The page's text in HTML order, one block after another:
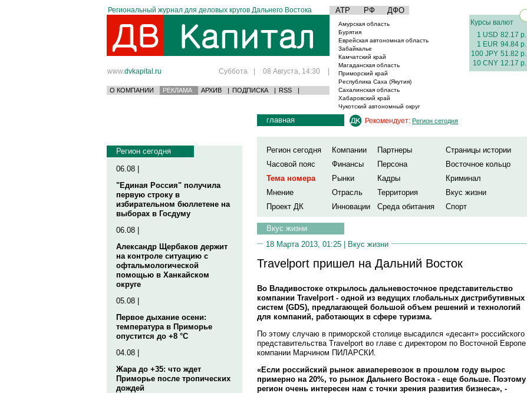
Региональный журнал для деловых кругов Дальнего Востока АТР РФ ДФО
www.dvkapital.ru Суббота | 08 Августа, 14:30 |
О КОМПАНИИ РЕКЛАМА АРХИВ | ПОДПИСКА | RSS |
Амурская область
Бурятия
Еврейская автономная область
Забайкалье
Камчатский край
Магаданская область
Приморский край
Республика Саха (Якутия)
Сахалинская область
Хабаровский край
Чукотский автономный округ
Курсы валют
1 USD 82.17 р.
1 EUR 94.84 р.
100 JPY 51.82 р.
10 CNY 12.17 р.
Регион сегодня
06.08 |
"Единая Россия" получила
первую строку в
избирательном бюллетене на
выборах в Госдуму
06.08 |
Александр Щербаков держит
на контроле ситуацию с
офтальмологической
помощью в Ханкайском
округе
05.08 |
Первое дыхание осени:
температура в Приморье
опустится до +8 °C
04.08 |
Жара до +35: что ждет
Приморье после тропических
дождей
главная Рекомендует: Регион сегодня
Регион сегодня Компании Партнеры
Страницы истории
Часовой пояс
Финансы Персона
Восточное кольцо
Тема номера
Рынки Кадры
Криминал
Мнение
Отрасль Территория
Вкус жизни
Проект ДК
Инновации Среда обитания Спорт
Вкус жизни
18 Марта 2013, 01:25 | Вкус жизни
Travelport пришел на Дальний Восток
Во Владивостоке открылось дальневосточное представительство
компании Travelport - одной из ведущих глобальных дистрибутивных
систем (GDS), предлагающей большой объем решений и технологий
для компаний, работающих в сфере туризма.
По этому случаю в приморской столице высадился «десант» российского
представительства Travelport во главе с директором по Восточной Европе
компании Марчином ПИЛАРСКИ.
«Если российский рынок авиаперевозок в прошлом году вырос
примерно на 20%, то рынок Дальнего Востока - еще больше. Поэтому
регион очень интересен нам с точки зрения развития бизнеса», -